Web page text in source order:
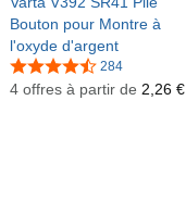
Bouton pour Montre à
l'oxyde d'argent
284
4 offres à partir de 2,26 €